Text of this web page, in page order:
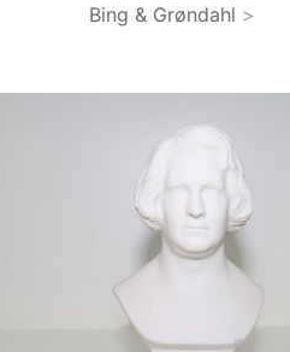
Bing & Grøndahl >